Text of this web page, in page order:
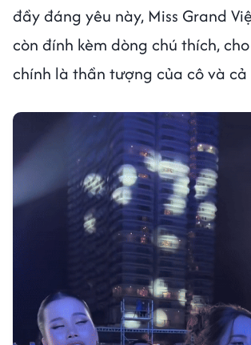
đầy đáng yêu này, Miss Grand
còn đính kèm dòng chú thích,
chính là thần tượng của cô và cả